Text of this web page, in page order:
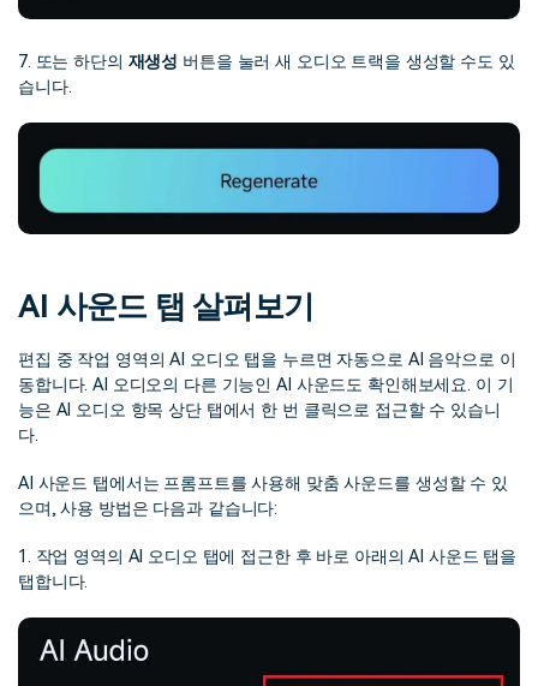
7. 또는 하단의 재생성 버튼을 눌러 새 오디오 트랙을 생성할 수도 있
습니다.
AI 사운드 탭 살펴보기
편집 중 작업 영역의 AI 오디오 탭을 누르면 자동으로 AI 음악으로 이
동합니다. AI 오디오의 다른 기능인 AI 사운드도 확인해보세요. 이 기
능은 AI 오디오 항목 상단 탭에서 한 번 클릭으로 접근할 수 있습니
다.
AI 사운드 탭에서는 프롬프트를 사용해 맞춤 사운드를 생성할 수 있
으며, 사용 방법은 다음과 같습니다:
1. 작업 영역의 AI 오디오 탭에 접근한 후 바로 아래의 AI 사운드 탭을
탭합니다.